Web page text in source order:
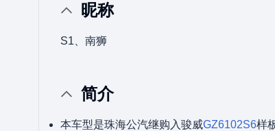
昵称
S1、南狮
简介
本车型是珠海公汽继购入骏威GZ6102S6样